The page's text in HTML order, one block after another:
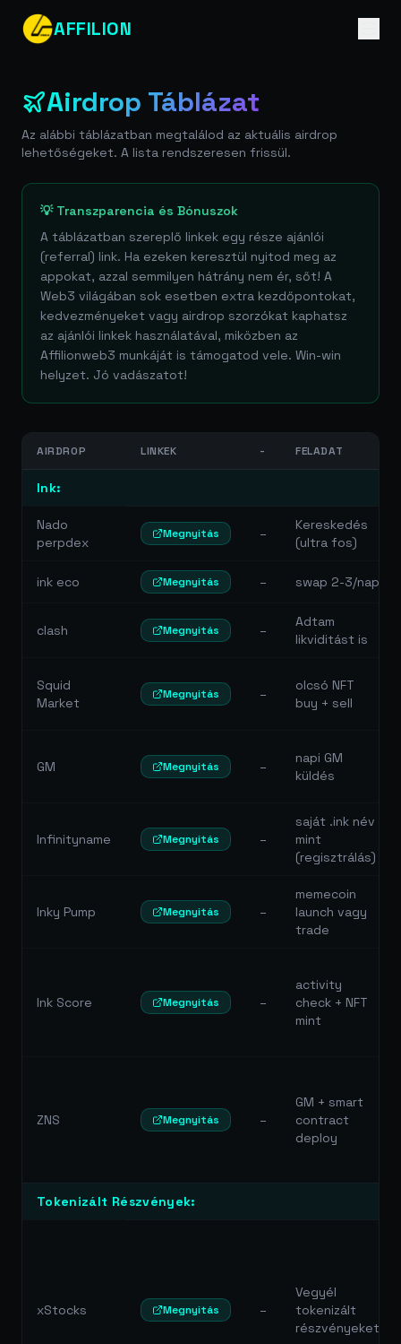
AFFILION
Airdrop Táblázat
Az alábbi táblázatban megtalálod az aktuális airdrop
lehetőségeket. A lista rendszeresen frissül.
💡 Transzparencia és Bónuszok
A táblázatban szereplő linkek egy része ajánlói
(referral) link. Ha ezeken keresztül nyitod meg az
appokat, azzal semmilyen hátrány nem ér, sőt! A
Web3 világában sok esetben extra kezdőpontokat,
kedvezményeket vagy airdrop szorzókat kaphatsz
az ajánlói linkek használatával, miközben az
Affilionweb3 munkáját is támogatod vele. Win-win
helyzet. Jó vadászatot!
AIRDROP LINKEK - FELADAT
Ink:
Nado
perpdex
Megnyitás –
Kereskedés
(ultra fos)
ink eco Megnyitás – swap 2-3/nap
clash Megnyitás –
Adtam
likviditást is
Squid
Market
Megnyitás –
olcsó NFT
buy + sell
GM Megnyitás –
napi GM
küldés
Infinityname Megnyitás –
saját .ink név
mint
(regisztrálás)
Inky Pump Megnyitás –
memecoin
launch vagy
trade
Ink Score Megnyitás –
activity
check + NFT
mint
ZNS Megnyitás –
GM + smart
contract
deploy
Tokenizált Részvények:
xStocks Megnyitás –
Vegyél
tokenizált
részvényeket